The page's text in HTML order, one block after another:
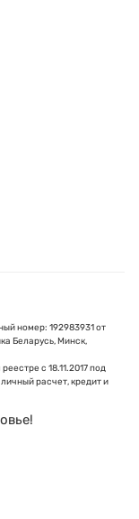
номер: 192983931 от
Беларусь, Минск,
с 18.11.2017 под
расчет, кредит и